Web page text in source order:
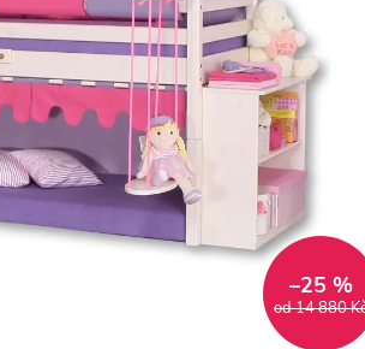
od 14 880
–25 %